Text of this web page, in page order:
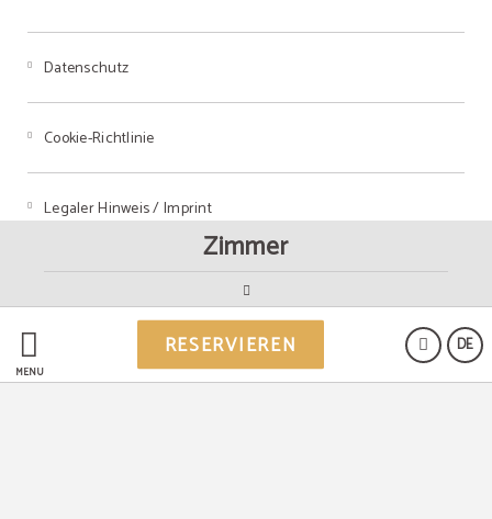
MENÜ
DE
RESERVIEREN
Zimmer
Datenschutz
Cookie-Richtlinie
Legaler Hinweis / Imprint
Powered by Keytel